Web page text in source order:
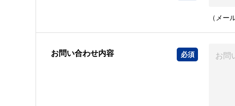
（メー
お問い合わせ内容